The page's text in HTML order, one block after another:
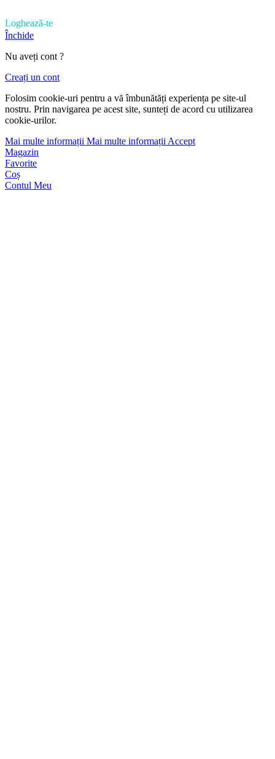
Loghează-te
Închide
Nu aveți cont ?
Creați un cont
Folosim cookie-uri pentru a vă îmbunătăți experiența pe site-ul
nostru. Prin navigarea pe acest site, sunteți de acord cu utilizarea
cookie-urilor.
Mai multe informații Mai multe informații Accept
Magazin
Favorite
Coș
Contul Meu